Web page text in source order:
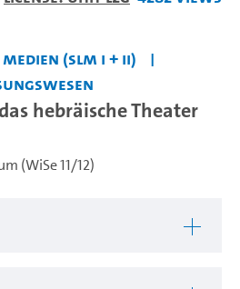
(SLM I + II)
hebräische Theater
(WiSe 11/12)